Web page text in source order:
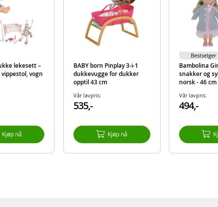
lekesett –
vogn
Kjøp nå
BABY born Pinplay 3-i-1
dukkevugge for dukker
opptil 43 cm
Vår lavpris:
535,-
Kjøp nå
Bambolina
snakker og
norsk - 46 cm
Vår lavpris:
494,-
Bestselger